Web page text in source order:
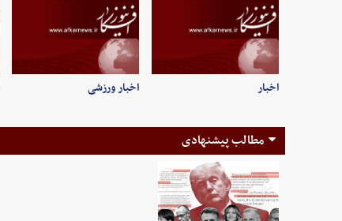
اخبار اخبار ورزشی
مطالب پیشنهادی